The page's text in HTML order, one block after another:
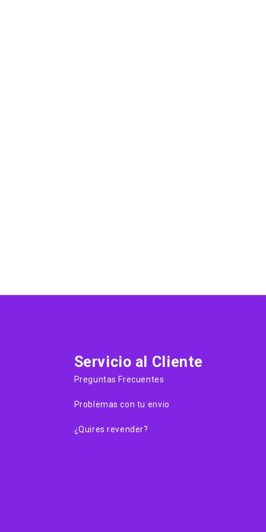
Servicio al Cliente
Preguntas Frecuentes
Problemas con tu envio
¿Quires revender?